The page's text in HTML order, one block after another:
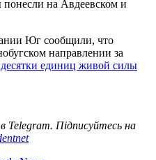
на Авдеевском и
Юг сообщили, что
направлении за
единиц живой силы
в Telegram. Підписуйтесь на